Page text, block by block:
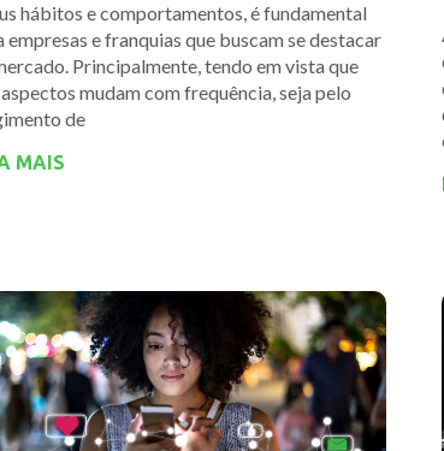
hábitos e comportamentos, é fundamental
empresas e franquias que buscam se destacar
Principalmente, tendo em vista que
mudam com frequência, seja pelo
de
MAIS